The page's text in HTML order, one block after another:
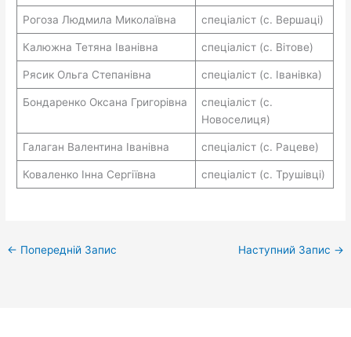
Рогоза Людмила Миколаївна спеціаліст (с. Вершаці)
Калюжна Тетяна Іванівна спеціаліст (с. Вітове)
Рясик Ольга Степанівна спеціаліст (с. Іванівка)
Бондаренко Оксана Григорівна
спеціаліст (с.
Новоселиця)
Галаган Валентина Іванівна спеціаліст (с. Рацеве)
Коваленко Інна Сергіївна спеціаліст (с. Трушівці)
← Попередній Запис Наступний Запис →